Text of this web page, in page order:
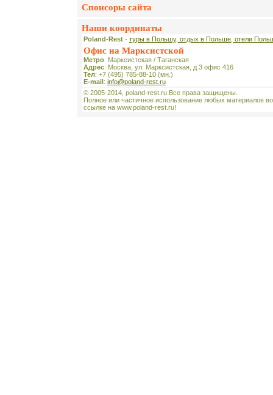
Спонсоры сайта
Наши координаты
Poland-Rest - туры в Польшу, отдых в Польше, отели
Офис на Марксистской
Метро: Марксистская / Таганская
Адрес: Москва, ул. Марксистская, д 3 офис 416
Тел: +7 (495) 785-88-10 (мн.)
E-mail: info@poland-rest.ru
© 2005-2014, poland-rest.ru Все права защищены.
Полное или частичное использование любых материалов
ссылке на www.poland-rest.ru!